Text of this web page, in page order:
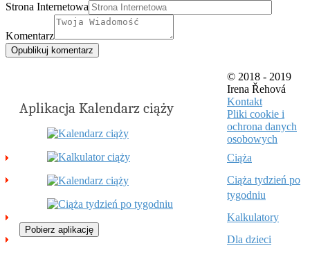
Strona Internetowa
Komentarz
Aplikacja Kalendarz ciąży
Pobierz aplikację
© 2018 - 2019
Irena Řehová
Kontakt
Pliki cookie i
ochrona danych
osobowych
Ciąża
Ciąża tydzień po
tygodniu
Kalkulatory
Dla dzieci